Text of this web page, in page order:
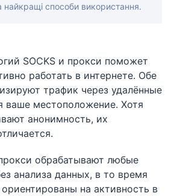
найкращі способи використання.
SOCKS и прокси поможет
работать в интернете. Обе
трафик через удалённые
ваше местоположение. Хотя
анонимность, их
обрабатывают любые
анализа данных, в то время
на активность в